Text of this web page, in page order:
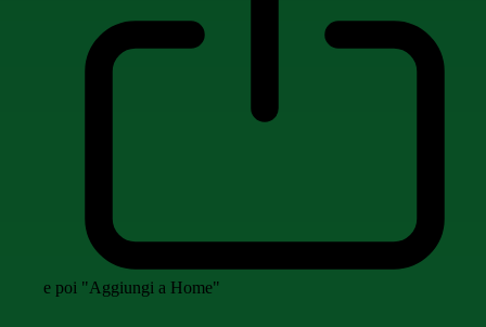
e poi "Aggiungi a Home"